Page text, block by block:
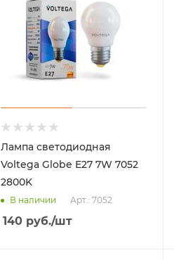
Лампа светодиодная
Voltega Globe E27 7W 7052
2800K
В наличии Арт.: 7052
140руб./шт